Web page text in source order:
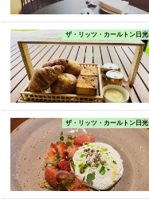
ザ・リッツ・カールトン日光
ザ・リッツ・カールトン日光